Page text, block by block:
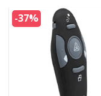
-37%